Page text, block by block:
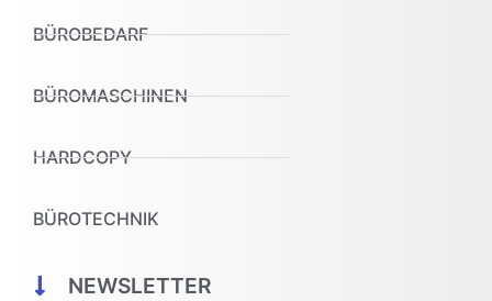
BÜROBEDARF
BÜROMASCHINEN
HARDCOPY
BÜROTECHNIK
NEWSLETTER